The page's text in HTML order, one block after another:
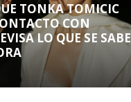
TONKA TOMICIC
CON
LO QUE SE SABE